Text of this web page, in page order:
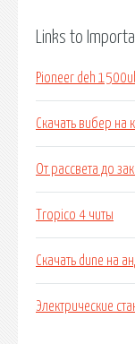
Links to
Pioneer deh
Скачать вибер на
От рассвета до
Tropico 4 читы
Скачать dune на
Электрические